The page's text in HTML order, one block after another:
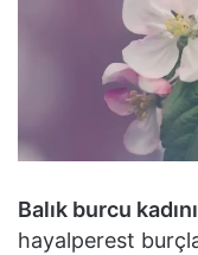
Balık burcu
hayalperest